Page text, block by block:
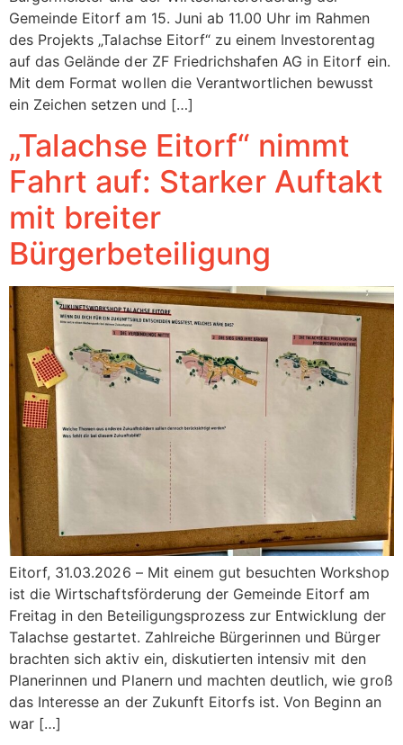
Gemeinde Eitorf am 15. Juni ab 11.00 Uhr im Rahmen
des Projekts „Talachse Eitorf“ zu einem Investorentag
auf das Gelände der ZF Friedrichshafen AG in Eitorf ein.
Mit dem Format wollen die Verantwortlichen bewusst
ein Zeichen setzen und […]
„Talachse Eitorf“ nimmt
Fahrt auf: Starker Auftakt
mit breiter
Bürgerbeteiligung
Eitorf, 31.03.2026 – Mit einem gut besuchten Workshop
ist die Wirtschaftsförderung der Gemeinde Eitorf am
Freitag in den Beteiligungsprozess zur Entwicklung der
Talachse gestartet. Zahlreiche Bürgerinnen und Bürger
brachten sich aktiv ein, diskutierten intensiv mit den
Planerinnen und Planern und machten deutlich, wie groß
das Interesse an der Zukunft Eitorfs ist. Von Beginn an
war […]